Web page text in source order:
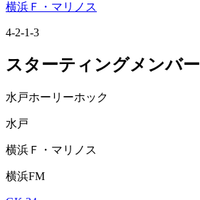
横浜Ｆ・マリノス
4-2-1-3
スターティングメンバー
水戸ホーリーホック
水戸
横浜Ｆ・マリノス
横浜FM